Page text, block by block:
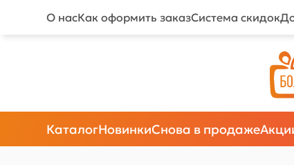
О насКак оформить заказСистема скидок
КаталогНовинкиСнова в продаже